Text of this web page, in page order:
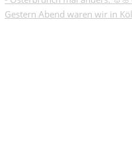
Gestern Abend waren wir in